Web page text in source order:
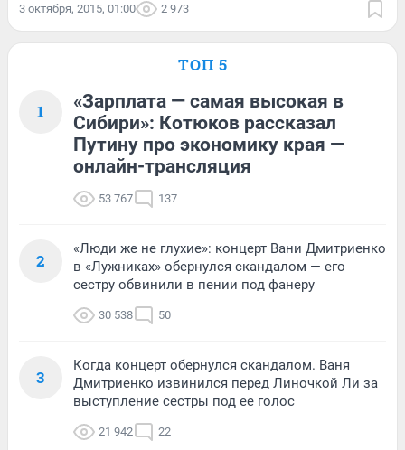
3 октября, 2015, 01:00 2 973
ТОП 5
1
«Зарплата — самая высокая в
Сибири»: Котюков рассказал
Путину про экономику края —
онлайн-трансляция
53 767 137
2
«Люди же не глухие»: концерт Вани Дмитриенко
в «Лужниках» обернулся скандалом — его
сестру обвинили в пении под фанеру
30 538 50
3
Когда концерт обернулся скандалом. Ваня
Дмитриенко извинился перед Линочкой Ли за
выступление сестры под ее голос
21 942 22